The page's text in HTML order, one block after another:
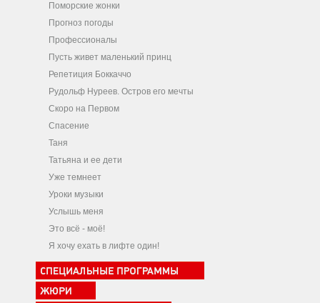
Поморские жонки
Прогноз погоды
Профессионалы
Пусть живет маленький принц
Репетиция Боккаччо
Рудольф Нуреев. Остров его мечты
Скоро на Первом
Спасение
Таня
Татьяна и ее дети
Уже темнеет
Уроки музыки
Услышь меня
Это всё - моё!
Я хочу ехать в лифте один!